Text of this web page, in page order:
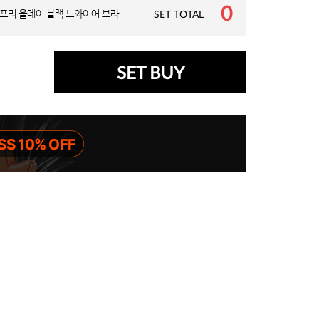
리 올데이 블랙 노와이어 브라 SET TOTAL 0
SET BUY